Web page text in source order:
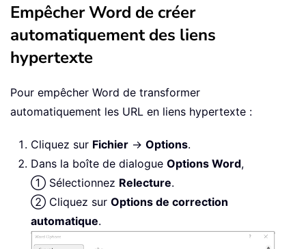
Empêcher Word de créer
automatiquement des liens
hypertexte
Pour empêcher Word de transformer
automatiquement les URL en liens hypertexte :
Cliquez sur Fichier → Options.
Dans la boîte de dialogue Options Word,
① Sélectionnez Relecture.
② Cliquez sur Options de correction
automatique.